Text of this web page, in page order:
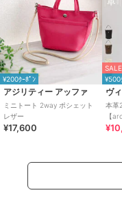
¥200ｸｰﾎﾟﾝ
アジリティー アッファ
ミニトート 2way ポシェット
レザー
¥17,600
SALE
¥500
ヴ
本革
【